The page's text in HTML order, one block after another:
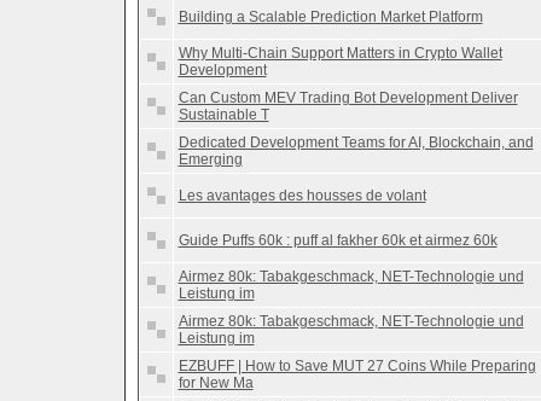
Building a Scalable Prediction Market Platform
Why Multi-Chain Support Matters in Crypto Wallet
Development
Can Custom MEV Trading Bot Development Deliver
Sustainable T
Dedicated Development Teams for AI, Blockchain, and
Emerging
Les avantages des housses de volant
Guide Puffs 60k : puff al fakher 60k et airmez 60k
Airmez 80k: Tabakgeschmack, NET-Technologie und
Leistung im
Airmez 80k: Tabakgeschmack, NET-Technologie und
Leistung im
EZBUFF | How to Save MUT 27 Coins While Preparing
for New Ma